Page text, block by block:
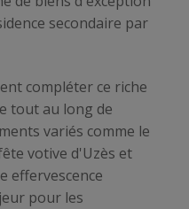
secondaire par
compléter ce riche
tout au long de
variés comme le
votive d'Uzès et
effervescence
pour les